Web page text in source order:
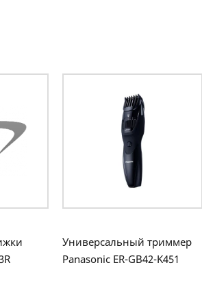
Универсальный триммер
Panasonic ER-GB42-K451